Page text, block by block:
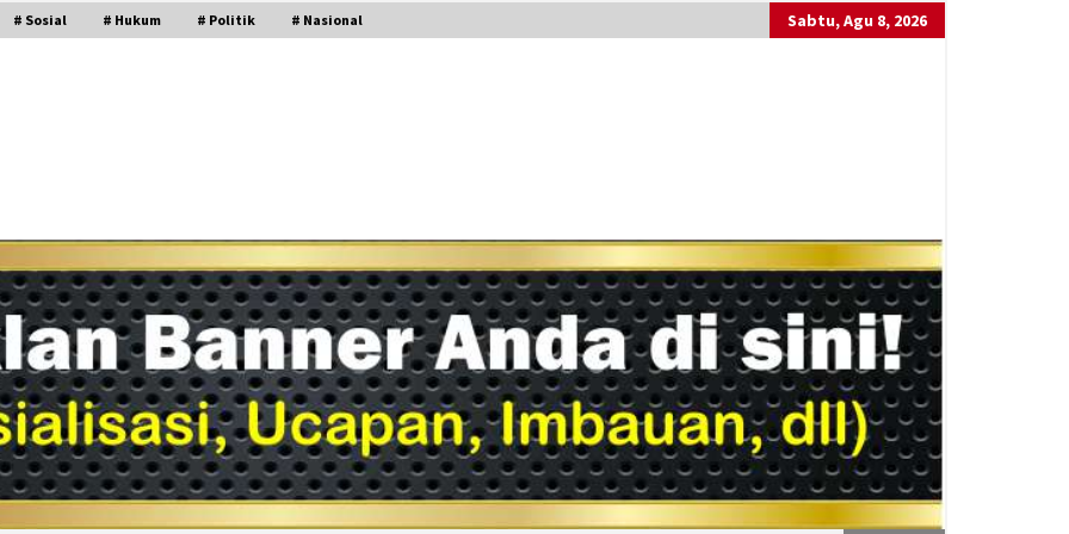
# Sosial # Hukum # Politik # Nasional Sabtu, Agu 8, 2026